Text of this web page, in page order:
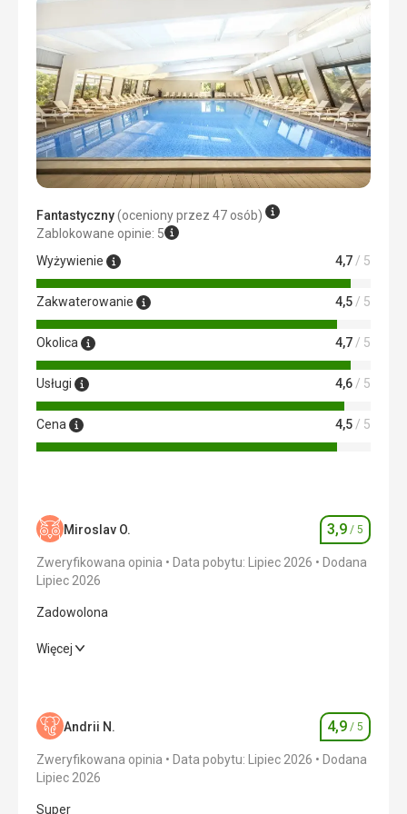
Fantastyczny(oceniony przez 47 osób)
Zablokowane opinie: 5
Wyżywienie
4,7 / 5
Zakwaterowanie 4,5 / 5
Okolica 4,7 / 5
Usługi 4,6 / 5
Cena 4,5 / 5
Miroslav O. Ocena
3,9 / 5
Zweryfikowana opinia Data pobytu: Lipiec 2026
Dodana
Lipiec 2026
Zadowolona
Zadowolona
Zakwaterowanie 3,0/ 5
Okolica 3,0/ 5
Więcej
Andrii N. Ocena
4,9 / 5
Zweryfikowana opinia Data pobytu: Lipiec 2026
Dodana
Lipiec 2026
Super